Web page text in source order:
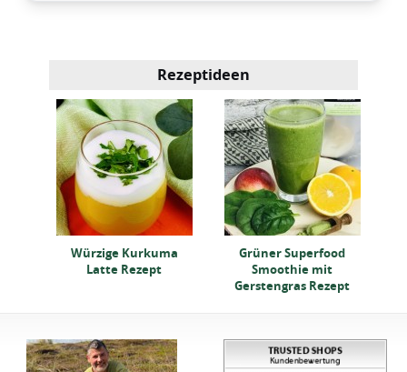
Rezeptideen
Würzige Kurkuma
Latte Rezept
Grüner Superfood
Smoothie mit
Gerstengras Rezept